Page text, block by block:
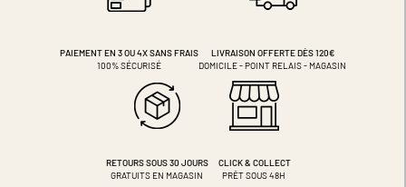
PAIEMENT EN 3 OU 4XSANS FRAIS
100% SÉCURISÉ
LIVRAISON OFFERTE DÈS 120€
DOMICILE - POINT RELAIS - MAGASIN
RETOURS SOUS 30 JOURS
GRATUITS EN MAGASIN
CLICK & COLLECT
PRÊT SOUS 48H